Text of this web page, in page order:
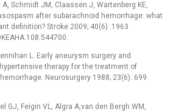
Schmidt JM, Claassen J, Wartenberg KE,
after subarachnoid hemorrhage: what
definition? Stroke 2009; 40(6): 1963
L. Early aneurysm surgery and
therapy for the treatment of
Neurosurgery 1988; 23(6): 699
GJ, Feigin VL, Algra A,van den Bergh WM,